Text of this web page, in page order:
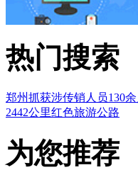
热门搜索
郑州抓获涉传销人员130余
2442公里红色旅游公路
为您推荐